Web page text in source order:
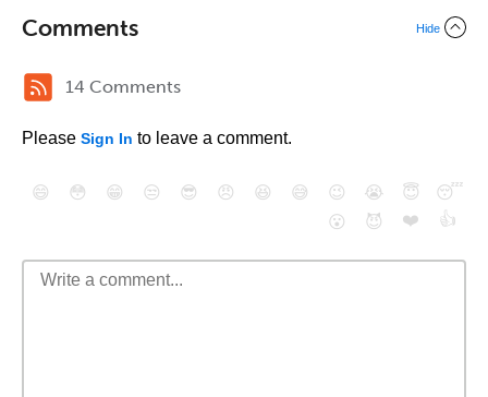
Comments Hide
14 Comments
Please Sign In to leave a comment.
😄 😳 😁 😒 😎 😠 😆 😅 😉 😭 😇
😴
😮
😈 ❤️ 👍